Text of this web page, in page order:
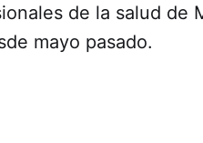
de la salud de
mayo pasado.